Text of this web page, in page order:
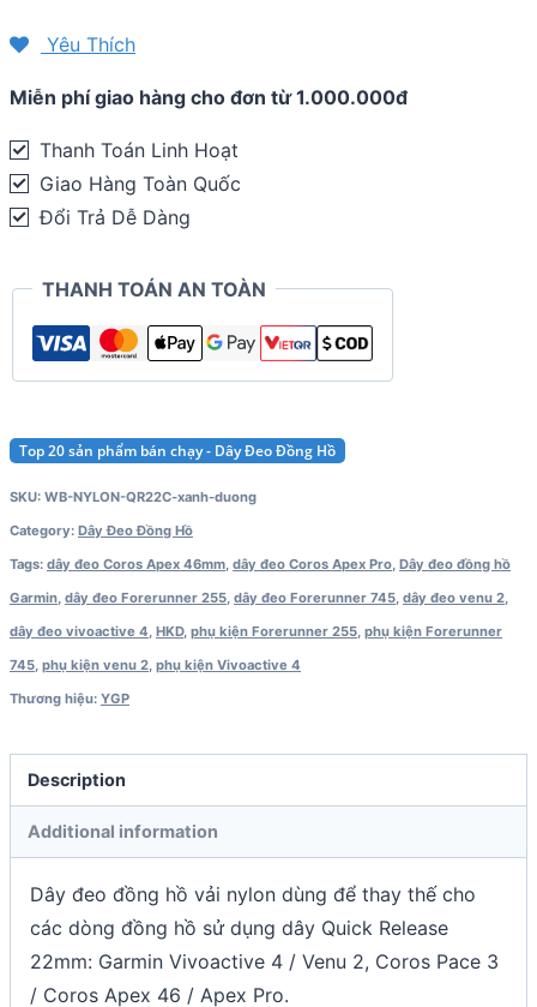
QR
Sport
Loop
22mm
-
/
Pace
3
/
Coros
Apex
Pro
quantity
Yêu Thích
Miễn phí giao hàng cho đơn từ 1.000.000đ
Thanh Toán Linh Hoạt
Giao Hàng Toàn Quốc
Đổi Trả Dễ Dàng
THANH TOÁN AN TOÀN
Top 20 sản phẩm bán chạy - Dây Đeo Đồng Hồ
SKU: WB-NYLON-QR22C-xanh-duong
Category: Dây Đeo Đồng Hồ
Tags: dây đeo Coros Apex 46mm dây đeo Coros Apex Pro Dây đeo đồng hồ
Garmin dây đeo Forerunner 255 dây đeo Forerunner 745 dây đeo venu 2
dây đeo vivoactive 4 HKD, phụ kiện Forerunner 255 phụ kiện Forerunner
745 phụ kiện venu 2 phụ kiện Vivoactive 4
Thương hiệu: YGP
Description
Additional information
Dây đeo đồng hồ vải nylon dùng để thay thế cho
các dòng đồng hồ sử dụng dây Quick Release
22mm: Garmin Vivoactive 4 / Venu 2, Coros Pace 3
/ Coros Apex 46 / Apex Pro.